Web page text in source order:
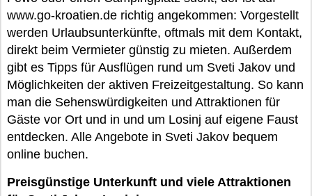
www.go-kroatien.de richtig angekommen: Vorgestellt
werden Urlaubsunterkünfte, oftmals mit dem Kontakt,
direkt beim Vermieter günstig zu mieten. Außerdem
gibt es Tipps für Ausflügen rund um Sveti Jakov und
Möglichkeiten der aktiven Freizeitgestaltung. So kann
man die Sehenswürdigkeiten und Attraktionen für
Gäste vor Ort und in und um Losinj auf eigene Faust
entdecken. Alle Angebote in Sveti Jakov bequem
online buchen.
Preisgünstige Unterkunft und viele Attraktionen